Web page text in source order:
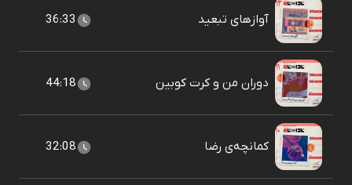
آوازهای تبعید 36:33
دوران من و کرت کوبين 44:18
کمانچه‌ی رضا 32:08